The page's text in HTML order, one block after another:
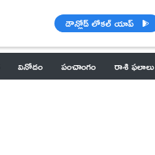
డౌన్లోడ్ లోకల్ యాప్
వినోదం పంచాంగం రాశి ఫలాలు